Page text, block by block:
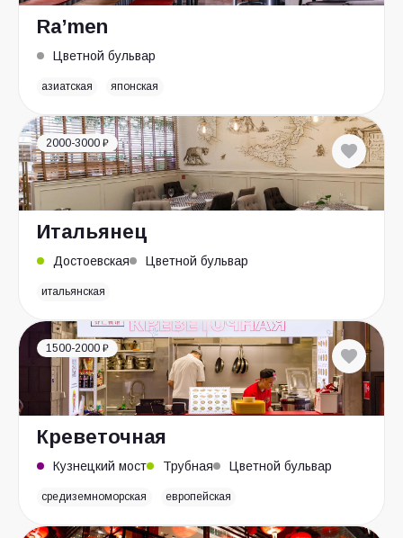
Ra’men
Цветной бульвар
азиатская японская
2000-3000 ₽
Итальянец
Достоевская Цветной бульвар
итальянская
1500-2000 ₽
Креветочная
Кузнецкий мост Трубная Цветной бульвар
средиземноморская европейская